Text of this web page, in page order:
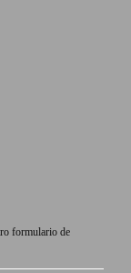
formulario de